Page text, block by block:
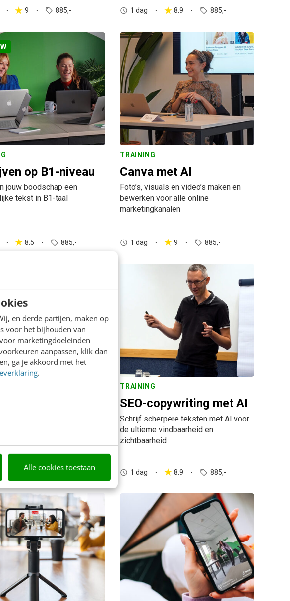
en derde partijen, maken op
voor het bijhouden van
marketingdoeleinden
aanpassen, klik dan
ga je akkoord met het
.
Alle cookies toestaan
9 885,- 1 dag 8.9 885,-
op B1-niveau
jouw boodschap een
tekst in B1-taal
8.5 885,-
TRAINING
Canva met AI
Foto’s, visuals en video’s maken en
bewerken voor alle online
marketingkanalen
1 dag 9 885,-
TRAINING
SEO-copywriting met AI
Schrijf scherpere teksten met AI voor
de ultieme vindbaarheid en
zichtbaarheid
1 dag 8.9 885,-